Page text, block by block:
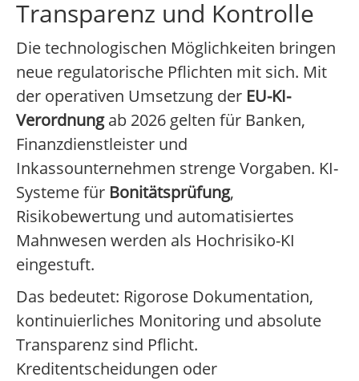
Transparenz und Kontrolle
Die technologischen Möglichkeiten bringen
neue regulatorische Pflichten mit sich. Mit
der operativen Umsetzung der EU-KI-
Verordnungab 2026 gelten für Banken,
Finanzdienstleister und
Inkassounternehmen strenge Vorgaben. KI-
Systeme für Bonitätsprüfung,
Risikobewertung und automatisiertes
Mahnwesen werden als Hochrisiko-KI
eingestuft.
Das bedeutet: Rigorose Dokumentation,
kontinuierliches Monitoring und absolute
Transparenz sind Pflicht.
Kreditentscheidungen oder